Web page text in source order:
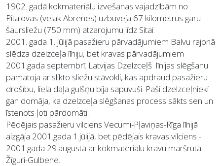
1902. gadā kokmateriālu izvešanas vajadzībām no
Pitalovas (vēlāk Abrenes) uzbūvēja 67 kilometrus garu
šaursliežu (750 mm) atzarojumu līdz Sitai.
2001. gada 1. jūlijā pasažieru pārvadājumiem Balvu rajonā
slēdza dzelzceļa līniju, bet kravas pārvadājumiem
2001.gada septembrī. Latvijas Dzelzceļš līnijas slēgšanu
pamatoja ar slikto sliežu stāvokli, kas apdraud pasažieru
drošību, liela daļa gulšņu bija sapuvuši. Paši dzelzceļnieki
gan domāja, ka dzelzceļa slēgšanas process sākts sen un
īstenots ļoti pārdomāti.
Pēdējais pasažieru vilciens Vecumi-Pļaviņas-Rīga līnijā
aizgāja 2001.gada 1.jūlijā, bet pēdējais kravas vilciens -
2001.gada 29.augustā ar kokmateriālu kravu maršrutā
Žīguri-Gulbene.